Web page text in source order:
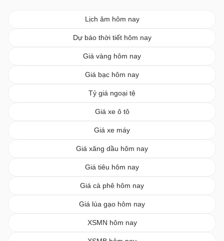
Lịch âm hôm nay
Dự báo thời tiết hôm nay
Giá vàng hôm nay
Giá bạc hôm nay
Tỷ giá ngoại tệ
Giá xe ô tô
Giá xe máy
Giá xăng dầu hôm nay
Giá tiêu hôm nay
Giá cà phê hôm nay
Giá lúa gạo hôm nay
XSMN hôm nay